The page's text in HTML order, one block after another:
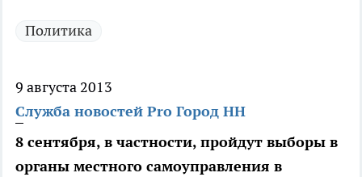
Политика
9 августа 2013
Служба новостей Pro Город НН
8 сентября, в частности, пройдут выборы в
органы местного самоуправления в